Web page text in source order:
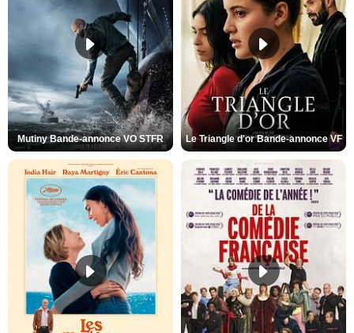
Mutiny Bande-annonce VO STFR Le Triangle d'or Bande-annonce VF